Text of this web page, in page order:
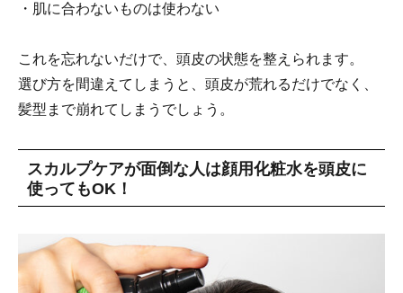
・肌に合わないものは使わない
これを忘れないだけで、頭皮の状態を整えられます。
選び方を間違えてしまうと、頭皮が荒れるだけでなく、
髪型まで崩れてしまうでしょう。
スカルプケアが面倒な人は顔用化粧水を頭皮に
使ってもOK！